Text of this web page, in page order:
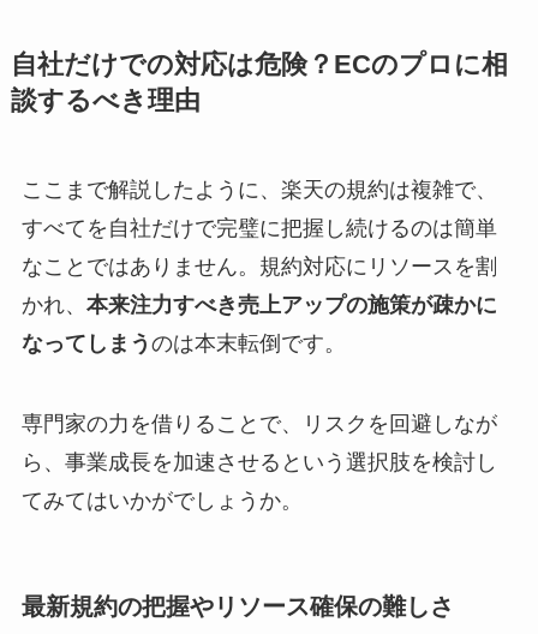
自社だけでの対応は危険？ECのプロに相
談するべき理由
ここまで解説したように、楽天の規約は複雑で、
すべてを自社だけで完璧に把握し続けるのは簡単
なことではありません。規約対応にリソースを割
かれ、 本来注力すべき売上アップの施策が疎かに
なってしまう のは本末転倒です。
専門家の力を借りることで、リスクを回避しなが
ら、事業成長を加速させるという選択肢を検討し
てみてはいかがでしょうか。
最新規約の把握やリソース確保の難しさ